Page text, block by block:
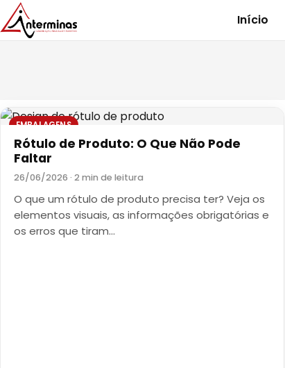
Início
EMBALAGENS
Rótulo de Produto: O Que Não Pode
Faltar
26/06/2026 · 2 min de leitura
O que um rótulo de produto precisa ter? Veja os
elementos visuais, as informações obrigatórias e
os erros que tiram…